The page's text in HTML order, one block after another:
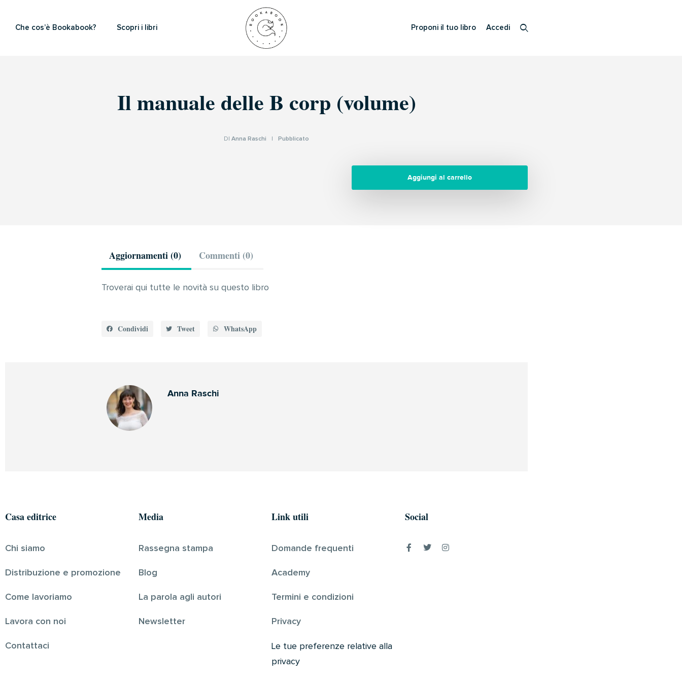
Che cos’è Bookabook? Scopri i libri Proponi il tuo libro Accedi
Il manuale delle B corp (volume)
DI Anna Raschi Pubblicato
Aggiungi al carrello
Aggiornamenti (0) Commenti (0)
Troverai qui tutte le novità su questo libro
Condividi Tweet WhatsApp
Anna Raschi
Casa editrice
Chi siamo
Distribuzione e promozione
Come lavoriamo
Lavora con noi
Contattaci
Media
Rassegna stampa
Blog
La parola agli autori
Newsletter
Link utili
Domande frequenti
Academy
Termini e condizioni
Privacy
Le tue preferenze relative alla
privacy
Social